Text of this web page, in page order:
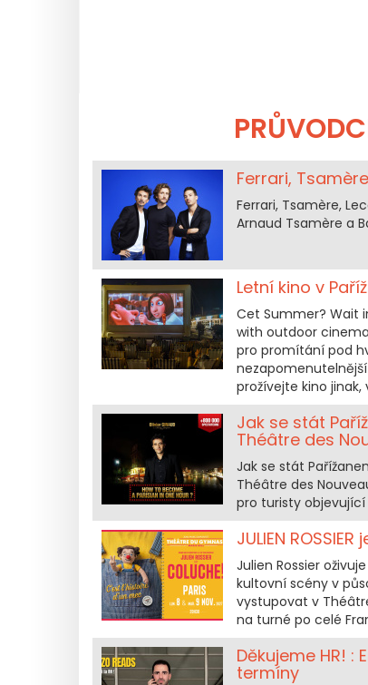
Ferrari,
Ferrari, Tsamère,
Arnaud Tsamère a
Letní kino v
Cet Summer? Wait
with outdoor
pro promítání pod
nezapomenutelnější
prožívejte kino
Jak se stát
Théâtre des
Jak se stát
Théâtre des
pro turisty objevující
JULIEN
Julien Rossier
kultovní scény v
vystupovat v
na turné po celé
Děkujeme HR!
termíny